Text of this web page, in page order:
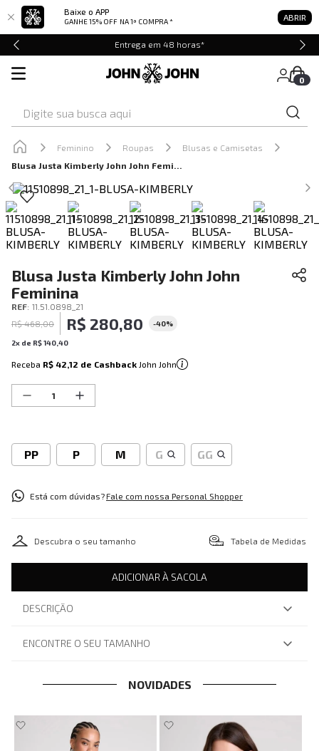
Baixe o APP
GANHE 15% OFF NA 1ª COMPRA * ABRIR
Entrega em 48 horas*
0
Feminino Roupas
Blusas e Camisetas
Blusa Justa Kimberly John John Feminina
Blusa Justa Kimberly John John
Feminina
REF: 11.51.0898_21
R$ 468,00 R$ 280,80 -40%
2x de R$140 40
Receba R$ 42,12 de Cashback John John
PP P M G GG
Está com dúvidas?Fale com nossa Personal Shopper
Descubra o seu tamanho Tabela de Medidas
ADICIONAR À SACOLA
DESCRIÇÃO
ENCONTRE O SEU TAMANHO
NOVIDADES